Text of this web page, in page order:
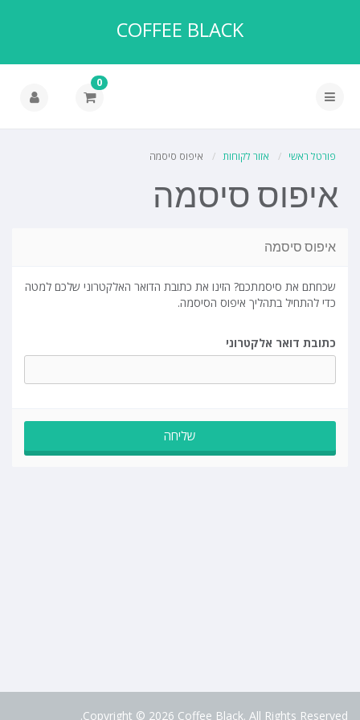
COFFEE BLACK
0
פורטל ראשי אזור לקוחות איפוס סיסמה
איפוס סיסמה
איפוס סיסמה
שכחתם את סיסמתכם? הזינו את כתובת הדואר האלקטרוני שלכם למטה
כדי להתחיל בתהליך איפוס הסיסמה.
כתובת דואר אלקטרוני
Copyright © 2026 Coffee Black. All Rights Reserved.